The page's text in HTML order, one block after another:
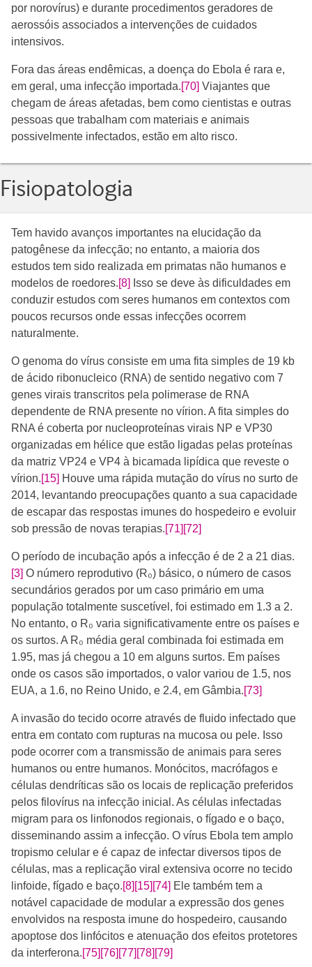
por norovírus) e durante procedimentos geradores de
aerossóis associados a intervenções de cuidados
intensivos.
Fora das áreas endêmicas, a doença do Ebola é rara e,
em geral, uma infecção importada.[70] Viajantes que
chegam de áreas afetadas, bem como cientistas e outras
pessoas que trabalham com materiais e animais
possivelmente infectados, estão em alto risco.
Fisiopatologia
Tem havido avanços importantes na elucidação da
patogênese da infecção; no entanto, a maioria dos
estudos tem sido realizada em primatas não humanos e
modelos de roedores.[8] Isso se deve às dificuldades em
conduzir estudos com seres humanos em contextos com
poucos recursos onde essas infecções ocorrem
naturalmente.
O genoma do vírus consiste em uma fita simples de 19 kb
de ácido ribonucleico (RNA) de sentido negativo com 7
genes virais transcritos pela polimerase de RNA
dependente de RNA presente no vírion. A fita simples do
RNA é coberta por nucleoproteínas virais NP e VP30
organizadas em hélice que estão ligadas pelas proteínas
da matriz VP24 e VP4 à bicamada lipídica que reveste o
vírion.[15] Houve uma rápida mutação do vírus no surto de
2014, levantando preocupações quanto a sua capacidade
de escapar das respostas imunes do hospedeiro e evoluir
sob pressão de novas terapias.[71] [72]
O período de incubação após a infecção é de 2 a 21 dias.
[3] ​ O número reprodutivo (R₀) básico, o número de casos
secundários gerados por um caso primário em uma
população totalmente suscetível, foi estimado em 1.3 a 2.
No entanto, o R₀ varia significativamente entre os países e
os surtos. A R₀ média geral combinada foi estimada em
1.95, mas já chegou a 10 em alguns surtos. Em países
onde os casos são importados, o valor variou de 1.5, nos
EUA, a 1.6, no Reino Unido, e 2.4, em Gâmbia.[73]
A invasão do tecido ocorre através de fluido infectado que
entra em contato com rupturas na mucosa ou pele. Isso
pode ocorrer com a transmissão de animais para seres
humanos ou entre humanos. Monócitos, macrófagos e
células dendríticas são os locais de replicação preferidos
pelos filovírus na infecção inicial. As células infectadas
migram para os linfonodos regionais, o fígado e o baço,
disseminando assim a infecção. O vírus Ebola tem amplo
tropismo celular e é capaz de infectar diversos tipos de
células, mas a replicação viral extensiva ocorre no tecido
linfoide, fígado e baço.[8] [15] [74] Ele também tem a
notável capacidade de modular a expressão dos genes
envolvidos na resposta imune do hospedeiro, causando
apoptose dos linfócitos e atenuação dos efeitos protetores
da interferona.[75] [76] [77] [78] [79]